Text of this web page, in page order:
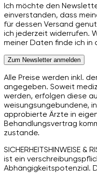
Ich möchte den
einverstanden, dass
für dessen Versand
ich jederzeit widerrufen.
meiner Daten finde ich in
Zum Newsletter anmelden
Alle Preise werden inkl.
angegeben. Soweit
werden, erfolgen diese
weisungsungebundene,
approbierte Ärzte in
Behandlungsvertrag
zustande.
SICHERHEITSHINWEISE &
ist ein
Abhängigkeitspotenzial.